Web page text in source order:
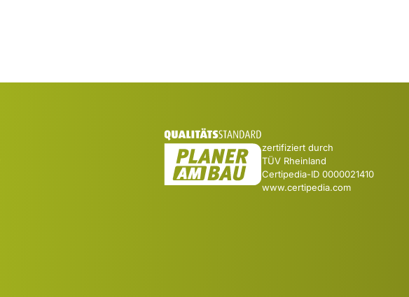
zertifiziert durch
TÜV Rheinland
Certipedia-ID 0000021410
www.certipedia.com